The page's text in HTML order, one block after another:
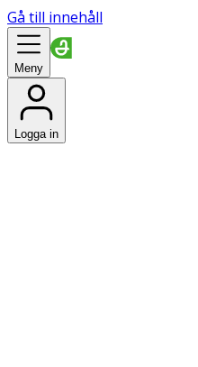
Gå till innehåll
Meny
Logga in